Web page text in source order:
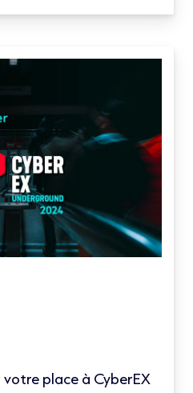
place à CyberEX